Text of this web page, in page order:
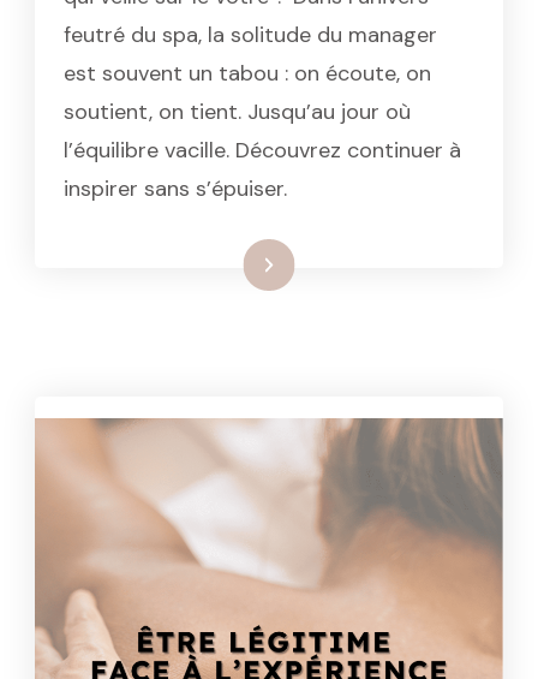
feutré du spa, la solitude du manager
est souvent un tabou : on écoute, on
soutient, on tient. Jusqu’au jour où
l’équilibre vacille. Découvrez continuer à
inspirer sans s’épuiser.
Lire la suite: La solitude du Spa Manager